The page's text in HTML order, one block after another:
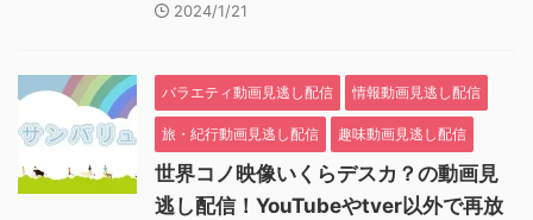
2024/1/21
バラエティ動画見逃し配信 情報動画見逃し配信
旅・紀行動画見逃し配信 趣味動画見逃し配信
世界コノ映像いくらデスカ？の動画見
逃し配信！YouTubeやtver以外で再放